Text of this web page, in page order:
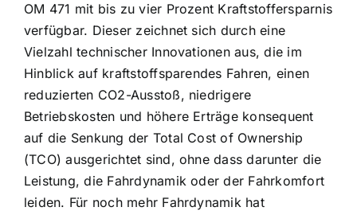
OM 471 mit bis zu vier Prozent Kraftstoffersparnis
verfügbar. Dieser zeichnet sich durch eine
Vielzahl technischer Innovationen aus, die im
Hinblick auf kraftstoffsparendes Fahren, einen
reduzierten CO2-Ausstoß, niedrigere
Betriebskosten und höhere Erträge konsequent
auf die Senkung der Total Cost of Ownership
(TCO) ausgerichtet sind, ohne dass darunter die
Leistung, die Fahrdynamik oder der Fahrkomfort
leiden. Für noch mehr Fahrdynamik hat